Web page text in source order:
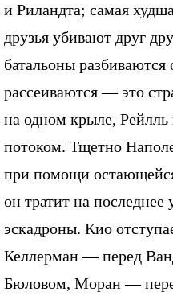
и Риландта; самая
друзья убивают друг
батальоны
рассеиваются — это
на одном крыле,
потоком. Тщетно
при помощи
он тратит на последнее
эскадроны. Кио
Келлерман — перед
Бюловом, Моран —